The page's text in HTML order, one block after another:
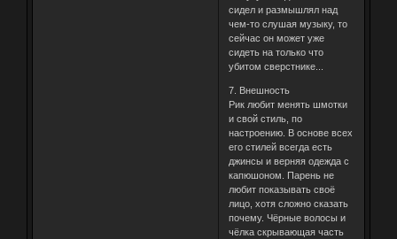
сидел и размышлял над
чем-то слушая музыку, то
сейчас он может уже
сидеть на только что
убитом сверстнике...
7. Внешность
Рик любит менять шмотки
и свой стиль, по
настроению. В основе всех
его стилей всегда есть
джинсы и верняя одежда с
капюшоном. Парень не
любит показывать своё
лицо, хотя сложно сказать
почему. Чёрные волосы и
чёлка скрывающая часть